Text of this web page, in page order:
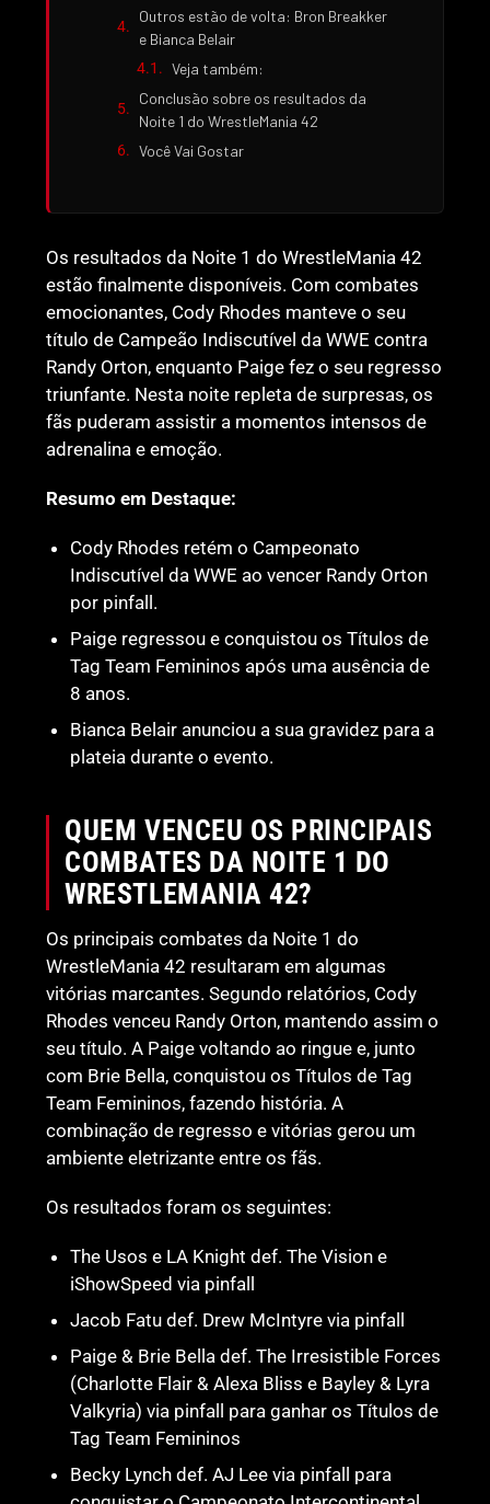
Outros estão de volta: Bron Breakker
e Bianca Belair
Veja também:
Conclusão sobre os resultados da
Noite 1 do WrestleMania 42
Você Vai Gostar
Os resultados da Noite 1 do WrestleMania 42
estão finalmente disponíveis. Com combates
emocionantes, Cody Rhodes manteve o seu
título de Campeão Indiscutível da WWE contra
Randy Orton, enquanto Paige fez o seu regresso
triunfante. Nesta noite repleta de surpresas, os
fãs puderam assistir a momentos intensos de
adrenalina e emoção.
Resumo em Destaque:
Cody Rhodes retém o Campeonato
Indiscutível da WWE ao vencer Randy Orton
por pinfall.
Paige regressou e conquistou os Títulos de
Tag Team Femininos após uma ausência de
8 anos.
Bianca Belair anunciou a sua gravidez para a
plateia durante o evento.
QUEM VENCEU OS PRINCIPAIS
COMBATES DA NOITE 1 DO
WRESTLEMANIA 42?
Os principais combates da Noite 1 do
WrestleMania 42 resultaram em algumas
vitórias marcantes. Segundo relatórios, Cody
Rhodes venceu Randy Orton, mantendo assim o
seu título. A Paige voltando ao ringue e, junto
com Brie Bella, conquistou os Títulos de Tag
Team Femininos, fazendo história. A
combinação de regresso e vitórias gerou um
ambiente eletrizante entre os fãs.
Os resultados foram os seguintes:
The Usos e LA Knight def. The Vision e
iShowSpeed via pinfall
Jacob Fatu def. Drew McIntyre via pinfall
Paige & Brie Bella def. The Irresistible Forces
(Charlotte Flair & Alexa Bliss e Bayley & Lyra
Valkyria) via pinfall para ganhar os Títulos de
Tag Team Femininos
Becky Lynch def. AJ Lee via pinfall para